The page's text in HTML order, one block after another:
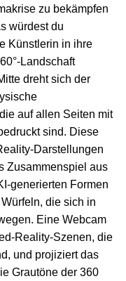
zu bekämpfen
würdest du
Künstlerin in ihre
Landschaft
dreht sich der
auf allen Seiten mit
sind. Diese
Darstellungen
Zusammenspiel aus
generierten Formen
die sich in
Eine Webcam
Reality-Szenen, die
und projiziert das
Grautöne der 360